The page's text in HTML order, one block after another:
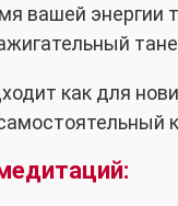
вашей энергии
как для